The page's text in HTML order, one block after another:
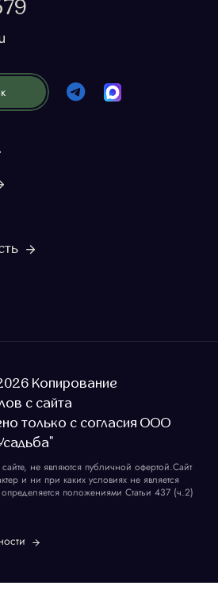
Копирование
с сайта
только с согласия ООО
не являются публичной офертой.Сайт
и ни при каких условиях не является
положениями Статьи 437 (ч.2)